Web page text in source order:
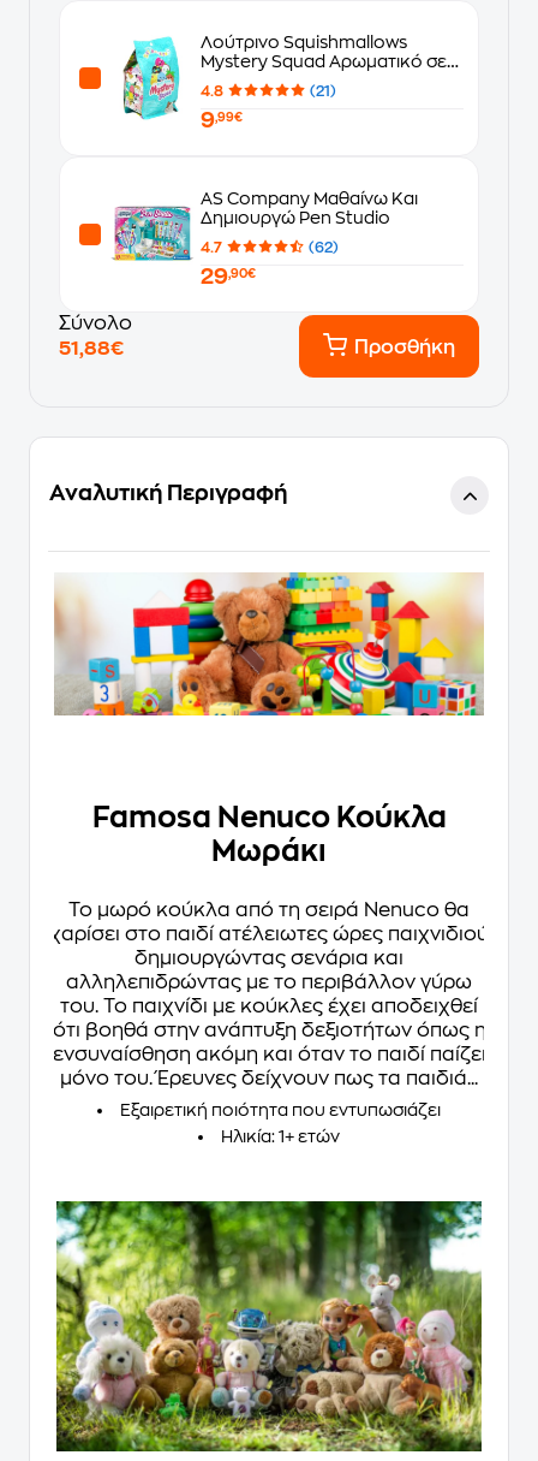
Λούτρινο Squishmallows
Mystery Squad Αρωματικό σε
Σακουλάκι Έκπληξη σε 6 Σχέδια
(13cm) - Τυχαία Επιλογή
Σχεδίου
4.8 (21)
9,99€
AS Company Μαθαίνω Και
Δημιουργώ Pen Studio
4.7 (62)
29,90€
Σύνολο
51,88€
Προσθήκη
Αναλυτική Περιγραφή
Famosa Nenuco Κούκλα
Μωράκι
Το μωρό κούκλα από τη σειρά Nenuco θα
χαρίσει στο παιδί ατέλειωτες ώρες παιχνιδιού
δημιουργώντας σενάρια και
αλληλεπιδρώντας με το περιβάλλον γύρω
του. Το παιχνίδι με κούκλες έχει αποδειχθεί
ότι βοηθά στην ανάπτυξη δεξιοτήτων όπως η
ενσυναίσθηση ακόμη και όταν το παιδί παίζει
μόνο του. Έρευνες δείχνουν πως τα παιδιά...
Εξαιρετική ποιότητα που εντυπωσιάζει
Ηλικία: 1+ ετών